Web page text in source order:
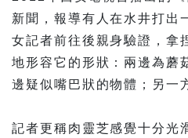
新聞，報導有人在水井打出
女記者前往後親身驗證，拿
地形容它的形狀：兩邊為蘑
邊疑似嘴巴狀的物體；另一
記者更稱肉靈芝感覺十分光